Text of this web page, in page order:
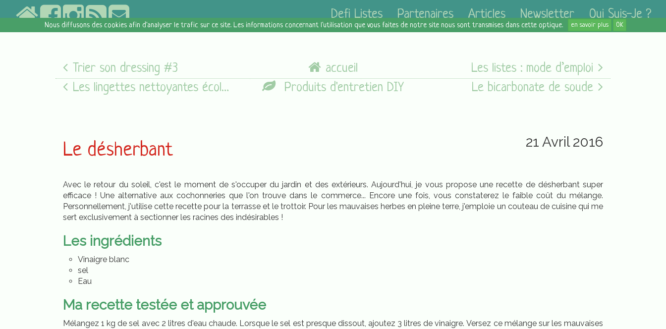
Nous diffusons des cookies afin d'analyser le trafic sur ce site. Les informations concernant l'utilisation que vous faites de notre site nous sont transmises dans cette optique. en savoir plus OK
Defi Listes Partenaires Articles Newsletter Qui Suis-Je ?
Trier son dressing #3 accueil
Les listes : mode d’emploi
Les lingettes nettoyantes écologiques
Produits d'entretien DIY Le bicarbonate de soude
21 Avril 2016
Le désherbant
Avec le retour du soleil, c'est le moment de s'occuper du jardin et des extérieurs. Aujourd'hui, je vous propose une recette de désherbant super
efficace ! Une alternative aux cochonneries que l'on trouve dans le commerce... Encore une fois, vous constaterez le faible coût du mélange.
Personnellement, j'utilise cette recette pour la terrasse et le trottoir. Pour les mauvaises herbes en pleine terre, j'emploie un couteau de cuisine qui me
sert exclusivement à sectionner les racines des indésirables !
Les ingrédients
Vinaigre blanc
sel
Eau
Ma recette testée et approuvée
Mélangez 1 kg de sel avec 2 litres d'eau chaude. Lorsque le sel est presque dissout, ajoutez 3 litres de vinaigre. Versez ce mélange sur les mauvaises